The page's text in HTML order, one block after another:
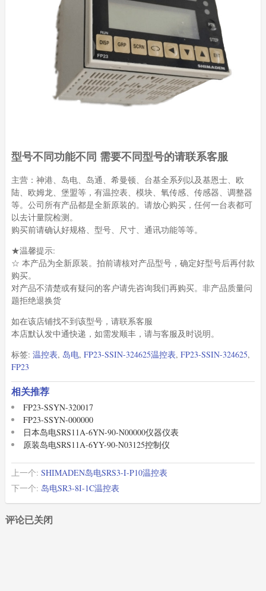
型号不同功能不同 需要不同型号的请联系客服
主营：神港、岛电、岛通、希曼顿、台基全系列以及基恩士、欧
陆、欧姆龙、堡盟等，有温控表、模块、氧传感、传感器、调整器
等。公司所有产品都是全新原装的。请放心购买，任何一台表都可
以去计量院检测。
购买前请确认好规格、型号、尺寸、通讯功能等等。
★温馨提示:
☆ 本产品为全新原装。拍前请核对产品型号，确定好型号后再付款
购买。
对产品不清楚或有疑问的客户请先咨询我们再购买。非产品质量问
题拒绝退换货
如在该店铺找不到该型号，请联系客服
本店默认发中通快递，如需发顺丰，请与客服及时说明。
标签: 温控表, 岛电, FP23-SSIN-324625温控表, FP23-SSIN-324625,
FP23
相关推荐
FP23-SSYN-320017
FP23-SSYN-000000
日本岛电SRS11A-6YN-90-N00000仪器仪表
原装岛电SRS11A-6YY-90-N03125控制仪
上一个: SHIMADEN岛电SRS3-I-P10温控表
下一个: 岛电SR3-8I-1C温控表
评论已关闭